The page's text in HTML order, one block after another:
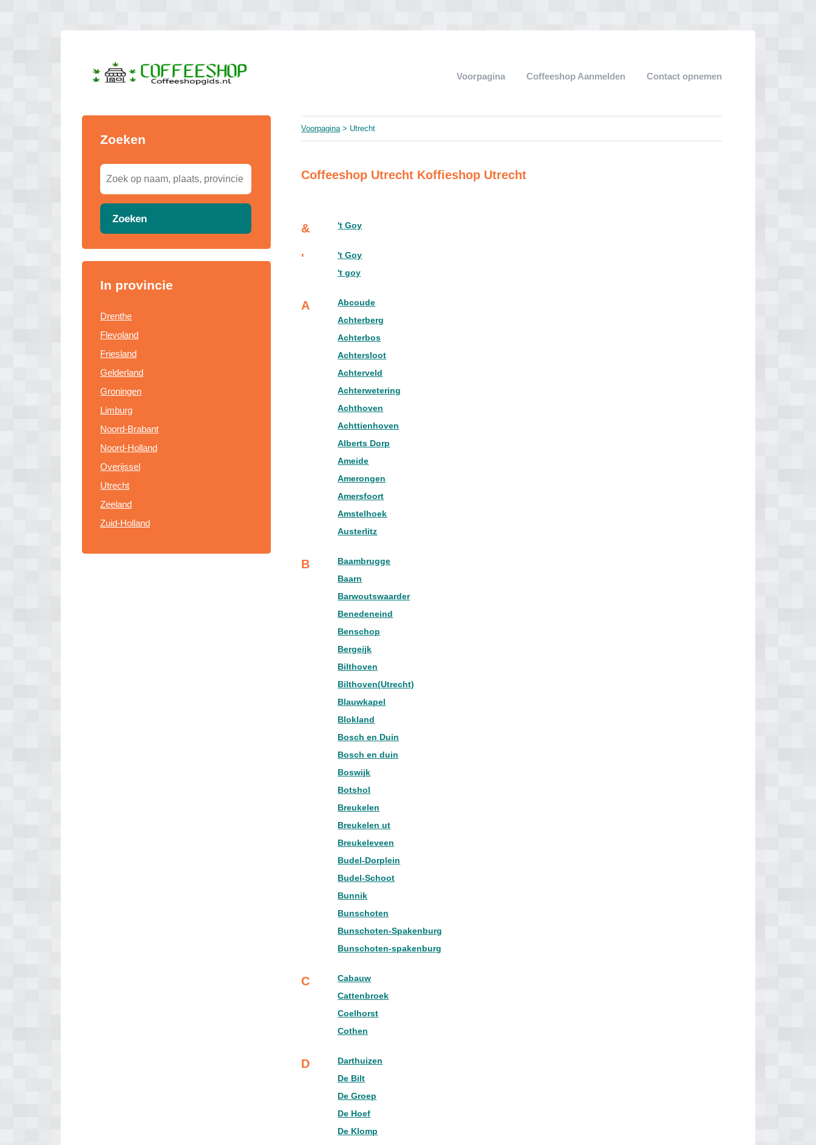
Voorpagina Coffeeshop Aanmelden Contact opnemen
Zoeken
Zoeken
In provincie
Drenthe
Flevoland
Friesland
Gelderland
Groningen
Limburg
Noord-Brabant
Noord-Holland
Overijssel
Utrecht
Zeeland
Zuid-Holland
Voorpagina> Utrecht
Coffeeshop Utrecht Koffieshop Utrecht
& 't Goy
'
't Goy
't goy
A
Abcoude
Achterberg
Achterbos
Achtersloot
Achterveld
Achterwetering
Achthoven
Achttienhoven
Alberts Dorp
Ameide
Amerongen
Amersfoort
Amstelhoek
Austerlitz
B
Baambrugge
Baarn
Barwoutswaarder
Benedeneind
Benschop
Bergeijk
Bilthoven
Bilthoven(Utrecht)
Blauwkapel
Blokland
Bosch en Duin
Bosch en duin
Boswijk
Botshol
Breukelen
Breukelen ut
Breukeleveen
Budel-Dorplein
Budel-Schoot
Bunnik
Bunschoten
Bunschoten-Spakenburg
Bunschoten-spakenburg
C
Cabauw
Cattenbroek
Coelhorst
Cothen
D
Darthuizen
De Bilt
De Groep
De Hoef
De Klomp